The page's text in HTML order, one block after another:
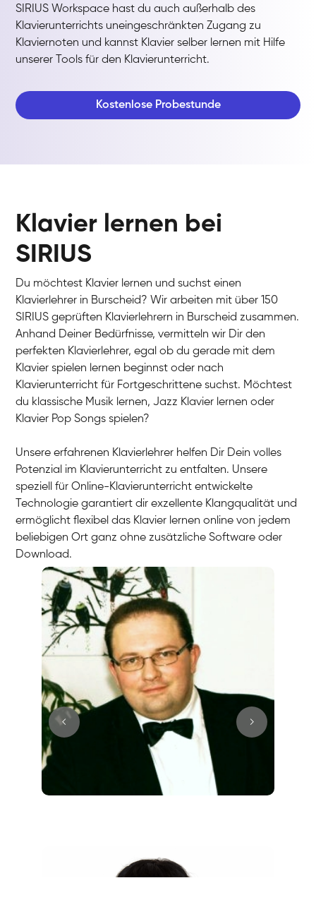
SIRIUS Workspace hast du auch außerhalb des
Klavierunterrichts uneingeschränkten Zugang zu
Klaviernoten und kannst Klavier selber lernen mit Hilfe
unserer Tools für den Klavierunterricht.
Kostenlose Probestunde
Klavier lernen bei
SIRIUS
Du möchtest Klavier lernen und suchst einen
Klavierlehrer in Burscheid? Wir arbeiten mit über 150
SIRIUS geprüften Klavierlehrern in Burscheid zusammen.
Anhand Deiner Bedürfnisse, vermitteln wir Dir den
perfekten Klavierlehrer, egal ob du gerade mit dem
Klavier spielen lernen beginnst oder nach
Klavierunterricht für Fortgeschrittene suchst. Möchtest
du klassische Musik lernen, Jazz Klavier lernen oder
Klavier Pop Songs spielen?
Unsere erfahrenen Klavierlehrer helfen Dir Dein volles
Potenzial im Klavierunterricht zu entfalten. Unsere
speziell für Online-Klavierunterricht entwickelte
Technologie garantiert dir exzellente Klangqualität und
ermöglicht flexibel das Klavier lernen online von jedem
beliebigen Ort ganz ohne zusätzliche Software oder
Download.